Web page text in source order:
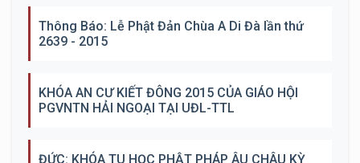
Thông Báo: Lễ Phật Đản Chùa A Di Đà lần thứ
2639 - 2015
KHÓA AN CƯ KIẾT ĐÔNG 2015 CỦA GIÁO HỘI
PGVNTN HẢI NGOẠI TẠI UĐL-TTL
ĐỨC: KHÓA TU HỌC PHẬT PHÁP ÂU CHÂU KỲ